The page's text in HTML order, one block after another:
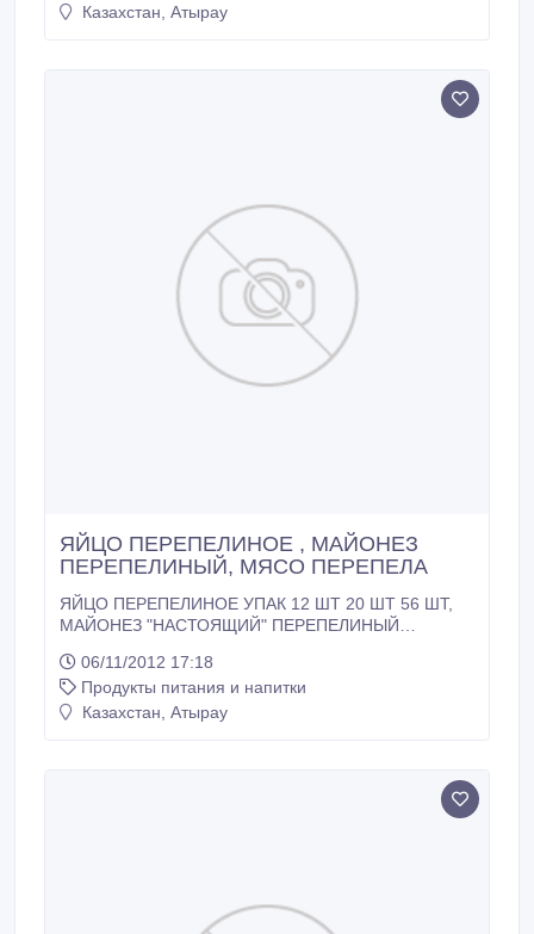
узнать интересующую Вас информацию Вы можете
Казахстан, Атырау
ЯЙЦО ПЕРЕПЕЛИНОЕ , МАЙОНЕЗ
ПЕРЕПЕЛИНЫЙ, МЯСО ПЕРЕПЕЛА
ЯЙЦО ПЕРЕПЕЛИНОЕ УПАК 12 ШТ 20 ШТ 56 ШТ,
МАЙОНЕЗ "НАСТОЯЩИЙ" ПЕРЕПЕЛИНЫЙ
КОНСЕРВАНТОВ И ЗАГУСТИТЕЛЕЙ 67% САШЕТ
250мл, 460мл, ПЕРЕПЕЛИНЫЕ ЯЙЦА
МАРИНОВАНЫЕ (ЗАКУСОЧНЫЕ)СТЕКЛО250мл,
06/11/2012 17:18
Продукты питания и напитки
Казахстан, Атырау